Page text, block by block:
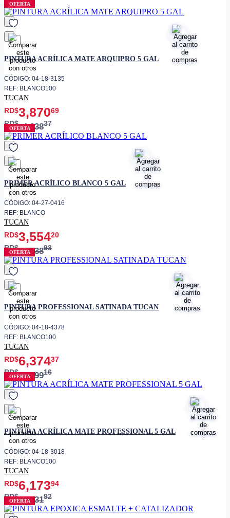
OFERTA
favorito
PINTURA ACRÍLICA MATE ARQUIPRO 5 GAL
CÓDIGO: 04-18-3135
REF: BLANCO100
TUCAN
RD$3,87069
RD$4,83837
OFERTA
favorito
PRIMER ACRÍLICO BLANCO 5 GAL
CÓDIGO: 04-27-0416
REF: BLANCO
TUCAN
RD$3,55420
RD$4,73893
OFERTA
favorito
PINTURA PROFESSIONAL SATINADA TUCAN
CÓDIGO: 04-18-4378
REF: BLANCO100
TUCAN
RD$6,37437
RD$8,49916
OFERTA
favorito
PINTURA ACRÍLICA MATE PROFESSIONAL 5 GAL
CÓDIGO: 04-18-3018
REF: BLANCO100
TUCAN
RD$6,17394
RD$8,23192
OFERTA